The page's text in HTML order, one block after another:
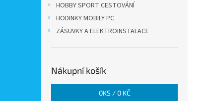
HOBBY SPORT CESTOVÁNÍ
HODINKY MOBILY PC
ZÁSUVKY A ELEKTROINSTALACE
Nákupní košík
0KS / 0 KČ